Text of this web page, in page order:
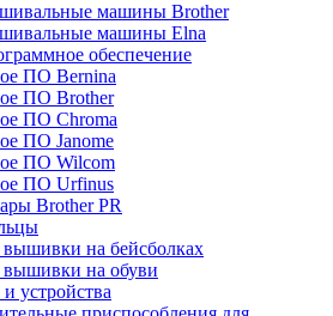
машины Brother
машины Elna
обеспечение
ПО Bernina
ПО Brother
ПО Chroma
ПО Janome
ПО Wilcom
ПО Urfinus
Brother PR
на бейсболках
на обуви
устройства